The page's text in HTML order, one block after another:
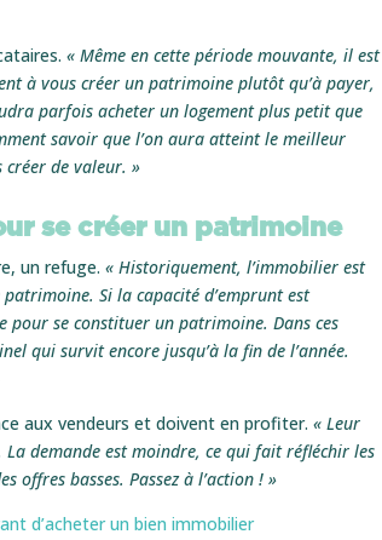
« Même en cette période mouvante, il est
à vous créer un patrimoine plutôt qu’à payer,
parfois acheter un logement plus petit que
savoir que l’on aura atteint le meilleur
créer de valeur. »
se créer un patrimoine
un refuge.« Historiquement, l’immobilier est
Si la capacité d’emprunt est
se constituer un patrimoine. Dans ces
qui survit encore jusqu’à la fin de l’année.
aux vendeurs et doivent en profiter.« Leur
demande est moindre, ce qui fait réfléchir les
offres basses. Passez à l’action ! »
d’acheter un bien immobilier